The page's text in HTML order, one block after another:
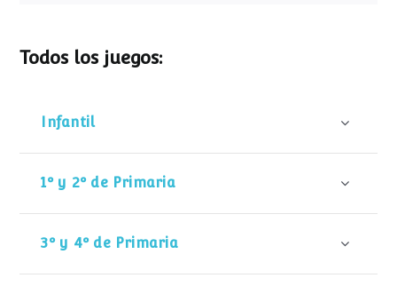
Todos los juegos:
Infantil
1º y 2º de Primaria
3º y 4º de Primaria